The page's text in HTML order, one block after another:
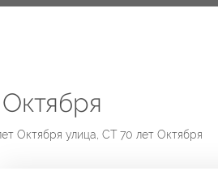
Октября улица, СТ 70 лет Октября